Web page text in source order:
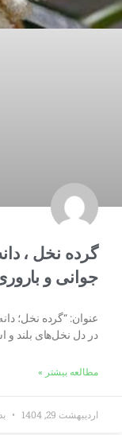
گرده نخل ،
جوانی و
عنوان: “گرده نخل؛
در دل نخل‌های بلند و
مطالعه بیشتر »
اردیبهشت 29, 1404